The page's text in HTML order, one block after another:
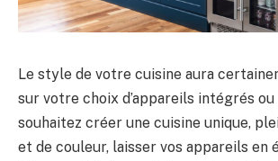
Le style de votre cuisine aura
sur votre choix d’appareils intégrés ou
souhaitez créer une cuisine unique,
et de couleur, laisser vos appareils en